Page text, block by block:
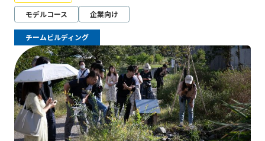
モデルコース
企業向け
チームビルディング